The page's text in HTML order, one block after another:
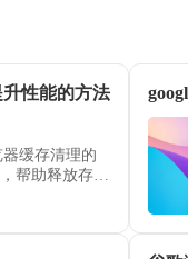
性能的方法
器缓存清理的
帮助释放存储